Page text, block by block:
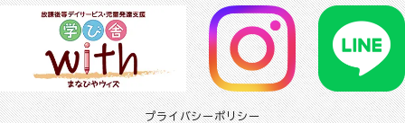
プライバシーポリシー